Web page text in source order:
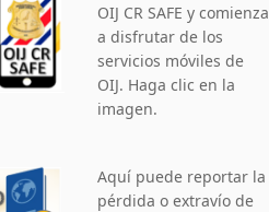
OIJ CR SAFE y comienza
a disfrutar de los
servicios móviles de
OIJ. Haga clic en la
imagen.
Aquí puede reportar la
pérdida o extravío de